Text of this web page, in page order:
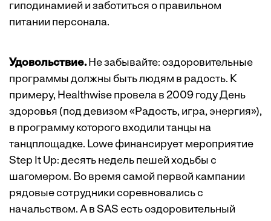
гиподинамией и заботиться о правильном
питании персонала.
Удовольствие.Не забывайте: оздоровительные
программы должны быть людям в радость. К
примеру, Healthwise провела в 2009 году День
здоровья (под девизом «Радость, игра, энергия»),
в программу которого входили танцы на
танцплощадке. Lowe финансирует мероприятие
Step It Up: десять недель пешей ходьбы c
шагомером. Во время самой первой кампании
рядовые сотрудники соревновались с
начальством. А в SAS есть оздоровительный